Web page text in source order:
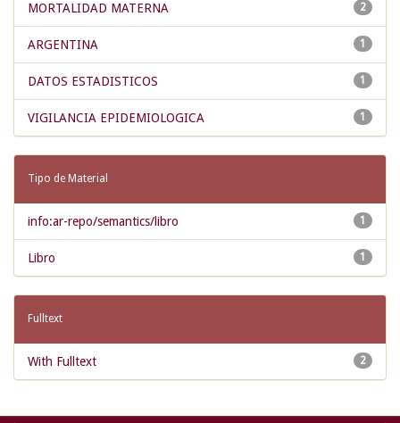
2
MORTALIDAD MATERNA
1
ARGENTINA
1
DATOS ESTADISTICOS
1
VIGILANCIA EPIDEMIOLOGICA
Tipo de Material
1
info:ar-repo/semantics/libro
1
Libro
Fulltext
2
With Fulltext